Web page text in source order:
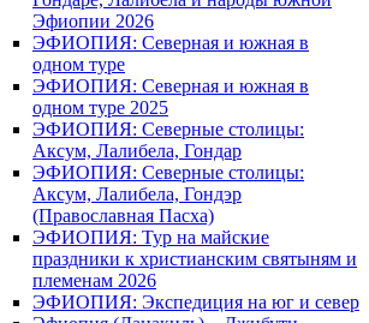
Эфиопии 2026
ЭФИОПИЯ: Северная и южная в
одном туре
ЭФИОПИЯ: Северная и южная в
одном туре 2025
ЭФИОПИЯ: Северные столицы:
Аксум, Лалибела, Гондар
ЭФИОПИЯ: Северные столицы:
Аксум, Лалибела, Гондэр
(Православная Пасха)
ЭФИОПИЯ: Тур на майские
праздники к христианским святыням и
племенам 2026
ЭФИОПИЯ: Экспедиция на юг и север